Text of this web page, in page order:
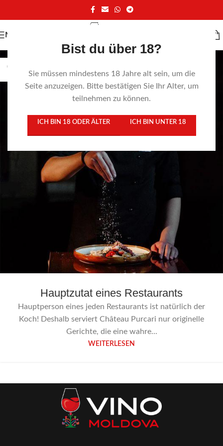
Bist du über 18?
Sie müssen mindestens 18 Jahre alt sein, um die
Seite anzuzeigen. Bitte bestätigen Sie Ihr Alter, um
teilnehmen zu können.
ICH BIN 18 ODER ÄLTER ICH BIN UNTER 18
MENÜ
07
Hauptzutat eines Restaurants
Hauptperson eines jeden Restaurants ist natürlich der
Koch! Deshalb serviert Château Purcari nur originelle
Gerichte, die eine wahre...
WEITERLESEN